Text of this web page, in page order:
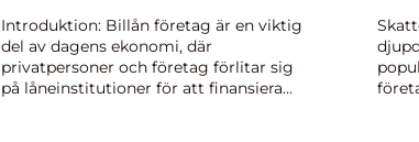
Introduktion: Billån företag är en viktig
del av dagens ekonomi, där
privatpersoner och företag förlitar sig
på låneinstitutioner för att finansiera